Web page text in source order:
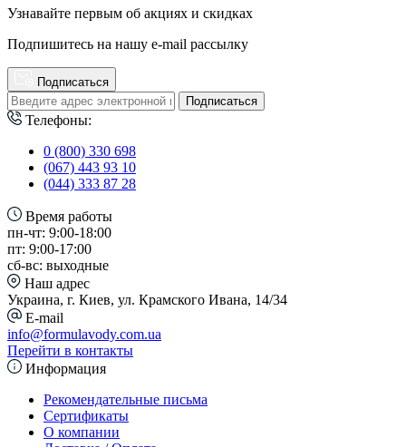
Узнавайте первым об акциях и скидках
Подпишитесь на нашу e-mail рассылку
Подписаться
Подписаться
Телефоны:
0 (800) 330 698
(067) 443 93 10
(044) 333 87 28
Время работы
пн-чт: 9:00-18:00
пт: 9:00-17:00
сб-вс: выходные
Наш адрес
Украина, г. Киев, ул. Крамского Ивана, 14/34
E-mail
info@formulavody.com.ua
Перейти в контакты
Информация
Рекомендательные письма
Сертификаты
О компании